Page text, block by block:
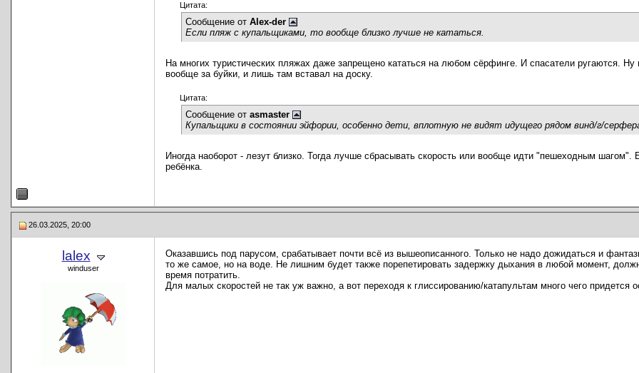
Цитата:
Сообщение от Alex-der
Если пляж с купальщиками, то вообще близко лучше не кататься.
На многих туристических пляжах даже запрещено кататься на любом сёрфинге. И спасатели ругаются.
вообще за буйки, и лишь там вставал на доску.
Цитата:
Сообщение от asmaster
Купальщики в состоянии эйфории, особенно дети, вплотную не видят идущего рядом винд/г/
Иногда наоборот - лезут близко. Тогда лучше сбрасывать скорость или вообще идти "пешеходным
ребёнка.
26.03.2025, 20:00
lalex
winduser
Оказавшись под парусом, срабатывает почти всё из вышеописанного. Только не надо дожидаться и
то же самое, но на воде. Не лишним будет также порепетировать задержку дыхания в любой момент,
время потратить.
Для малых скоростей не так уж важно, а вот переходя к глиссированию/катапультам много чего придется